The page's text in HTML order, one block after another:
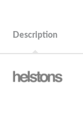
Description